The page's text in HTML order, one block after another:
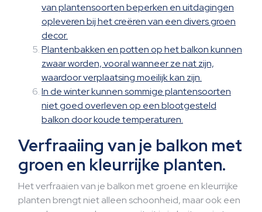
van plantensoorten beperken en uitdagingen
opleveren bij het creëren van een divers groen
decor.
Plantenbakken en potten op het balkon kunnen
zwaar worden, vooral wanneer ze nat zijn,
waardoor verplaatsing moeilijk kan zijn.
In de winter kunnen sommige plantensoorten
niet goed overleven op een blootgesteld
balkon door koude temperaturen.
Verfraaiing van je balkon met
groen en kleurrijke planten.
Het verfraaien van je balkon met groene en kleurrijke
planten brengt niet alleen schoonheid, maar ook een